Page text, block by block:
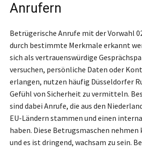
Anrufern
Betrügerische Anrufe mit der Vorwahl
durch bestimmte Merkmale erkannt
sich als vertrauenswürdige
versuchen, persönliche Daten oder
erlangen, nutzen häufig Düsseldorfer
Gefühl von Sicherheit zu vermitteln.
sind dabei Anrufe, die aus den
EU-Ländern stammen und einen
haben. Diese Betrugsmaschen
und es ist dringend, wachsam zu sein.